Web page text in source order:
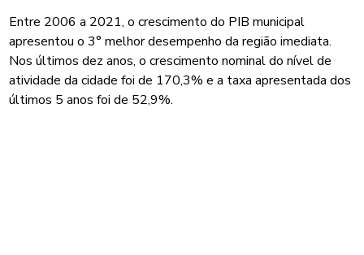
Entre 2006 a 2021, o crescimento do PIB municipal
apresentou o 3° melhor desempenho da região imediata.
Nos últimos dez anos, o crescimento nominal do nível de
atividade da cidade foi de 170,3% e a taxa apresentada dos
últimos 5 anos foi de 52,9%.